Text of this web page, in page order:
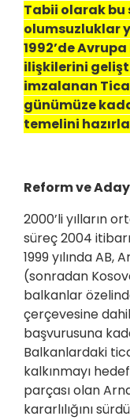
Tabii olarak bu
olumsuzluklar
1992’de
ilişkilerini
imzalanan
günümüze
temelini
Reform ve
2000’li yılların
süreç 2004
1999 yılında AB,
(sonradan
balkanlar
çerçevesine
başvurusuna
Balkanlardaki
kalkınmayı
parçası olan
kararlılığını